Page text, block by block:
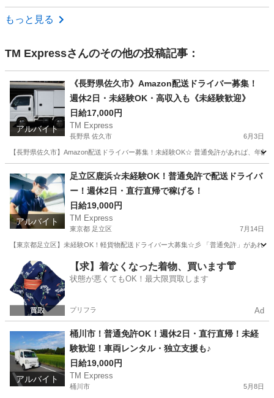
埼玉 その他
もっと見る
TM Expressさんのその他の投稿記事：
アルバイト
《長野県佐久市》Amazon配送ドライバー募集！
週休2日・未経験OK・高収入も《未経験歓迎》
日給17,000円
TM Express
長野県 佐久市 6月3日
【長野県佐久市】Amazon配送ドライバー募集！未経験OK☆ 普通免許があれば、年
ドライバー Amazon
アルバイト
足立区鹿浜☆未経験OK！普通免許で配送ドライバ
ー！週休2日・直行直帰で稼げる！
日給19,000円
TM Express
東京都 足立区 7月14日
【東京都足立区】未経験OK！軽貨物配送ドライバー大募集☆彡 「普通免許」があれ
東京 足立区 ドライバー 社用車
【求】着なくなった着物、買います👘
状態が悪くてもOK！最大限買取します
プリフラ Ad
アルバイト
桶川市！普通免許OK！週休2日・直行直帰！未経
験歓迎！車両レンタル・独立支援も♪
日給19,000円
TM Express
桶川市 5月8日